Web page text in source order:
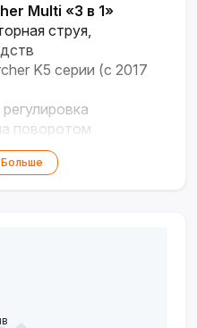
Multi «3 в 1»
струя,
K5 серии (с 2017
поворотом